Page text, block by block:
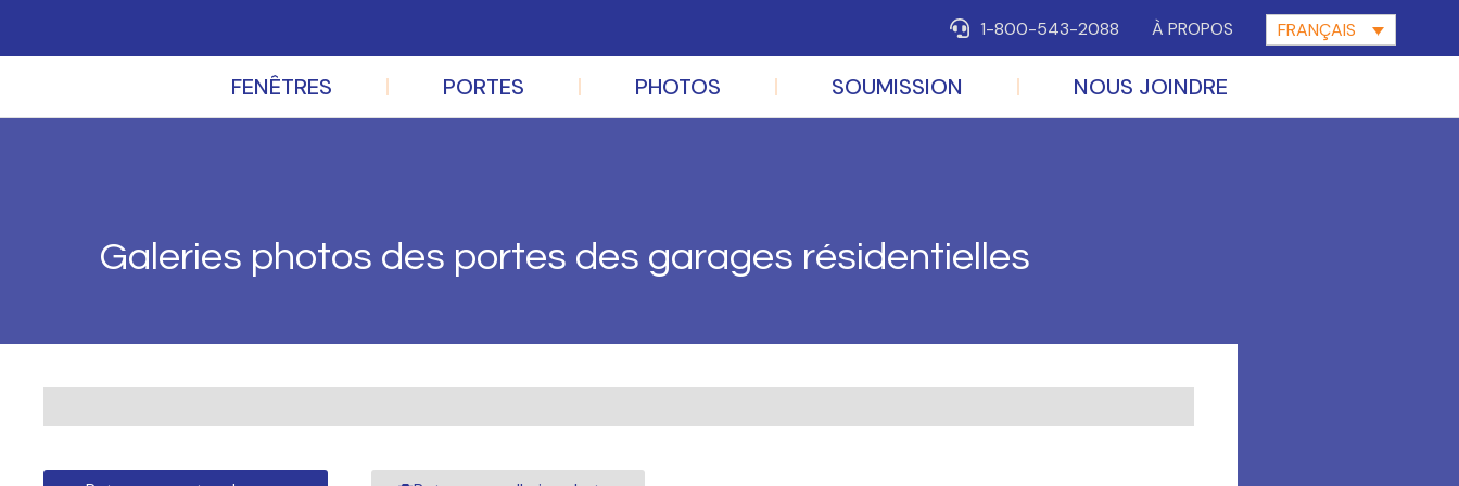
1-800-543-2088 À PROPOS FRANÇAIS
FENÊTRES PORTES PHOTOS SOUMISSION NOUS JOINDRE
Galeries photos des portes des garages résidentielles